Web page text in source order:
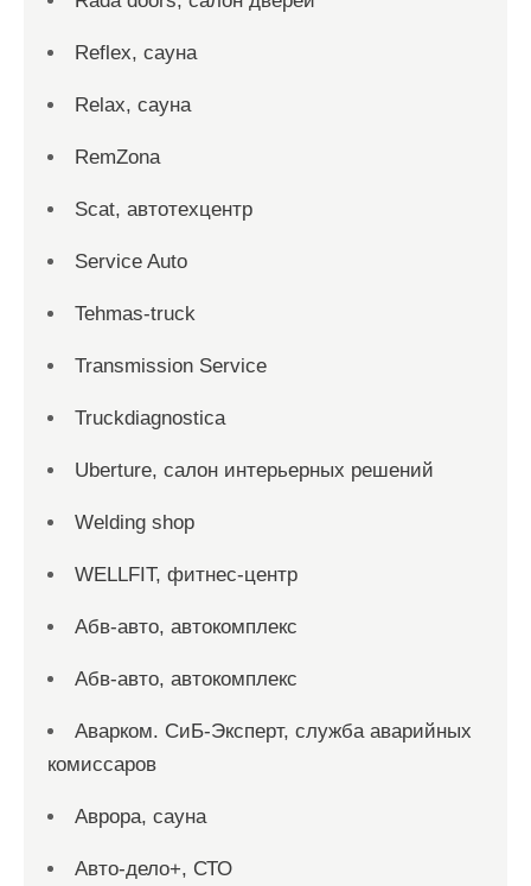
Reflex, сауна
Relax, сауна
RemZona
Scat, автотехцентр
Service Auto
Tehmas-truck
Transmission Service
Truckdiagnostica
Uberture, салон интерьерных решений
Welding shop
WELLFIT, фитнес-центр
Абв-авто, автокомплекс
Абв-авто, автокомплекс
Аварком. СиБ-Эксперт, служба аварийных
комиссаров
Аврора, сауна
Авто-дело+, СТО